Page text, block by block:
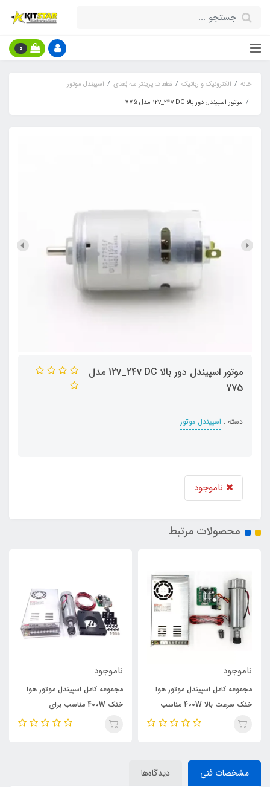
0
خانه الکترونیک و رباتیک قطعات پرینتر سه بُعدی
اسپیندل موتور
موتور اسپیندل دور بالا 12v_24v DC مدل 775
موتور اسپیندل دور بالا 12v_24v DC مدل
775
دسته : اسپیندل موتور
ناموجود
محصولات مرتبط
ناموجود
مجموعه کامل اسپیندل موتور هوا
خنک سرعت بالا 400W مناسب
برای دستگاه‌های CNC حکاکی و
ناموجود
مجموعه کامل اسپیندل موتور هوا
خنک 400W مناسب برای
دستگاه‌های CNC
مشخصات فنی دیدگاه‌ها